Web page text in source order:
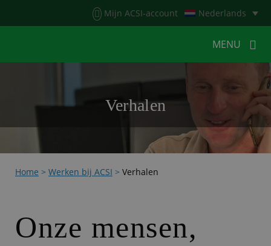
Mijn ACSI-account Nederlands
MENU
HOME
VOOR KAMPEERDERS
VOOR CAMPINGSKAMPEERNIEUWS
Verhalen
Home > Werken bij ACSI > Verhalen
Onze mensen,